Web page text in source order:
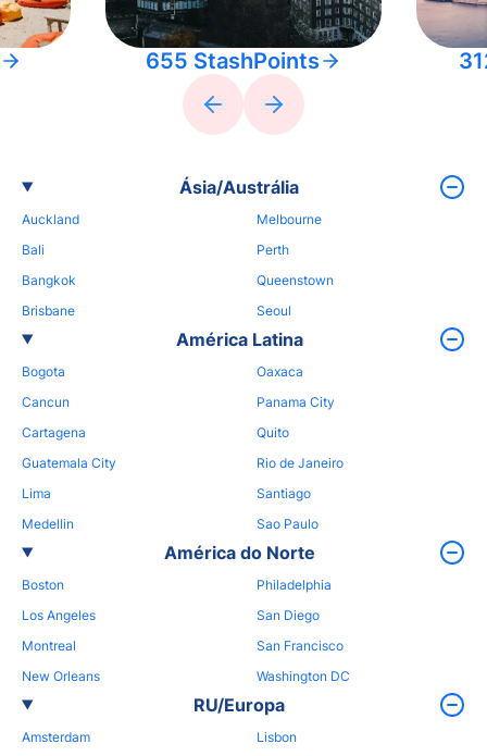
655 StashPoints
Ásia/Austrália
Auckland
Bali
Bangkok
Brisbane
Melbourne
Perth
Queenstown
Seoul
América Latina
Bogota
Cancun
Cartagena
Guatemala City
Lima
Medellin
Oaxaca
Panama City
Quito
Rio de Janeiro
Santiago
Sao Paulo
América do Norte
Boston
Los Angeles
Montreal
New Orleans
Philadelphia
San Diego
San Francisco
Washington DC
RU/Europa
Amsterdam
Lisbon